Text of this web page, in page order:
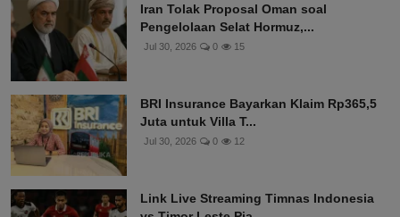
Iran Tolak Proposal Oman soal
Pengelolaan Selat Hormuz,...
Jul 30, 2026 0 15
BRI Insurance Bayarkan Klaim Rp365,5
Juta untuk Villa T...
Jul 30, 2026 0 12
Link Live Streaming Timnas Indonesia